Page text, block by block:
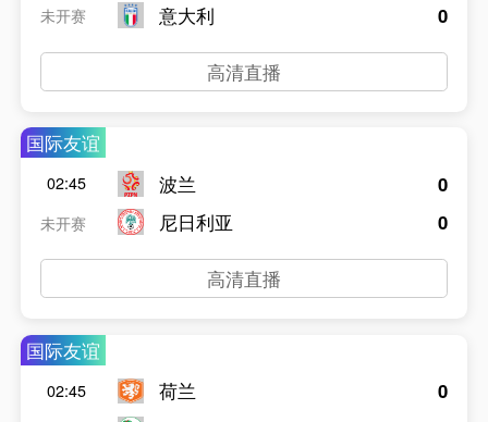
未开赛
意大利
0
高清直播
国际友谊
02:45
未开赛
波兰
尼日利亚
0
0
高清直播
国际友谊
02:45
荷兰
0